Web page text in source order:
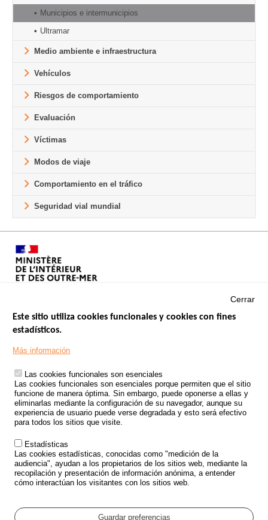
Municipios e intermunicipios
Ultramar
Medio ambiente e infraestructura
Vehículos
Riesgos de comportamiento
Evaluación
Víctimas
Modos de viaje
Comportamiento en el tráfico
Seguridad vial mundial
Footer
TRATAMIENTO DE DATOS PERSONALES PROCEDENTES DE
ACCIDENTES DE TRÁFICO
ESTUDIOS
CONVOCATORIA DE PROYECTOS DE ESTUDIOS
POLÍTICA DE SEGURIDAD VIAL
Outils
EVENTOS
GLOSARIO
Cerrar
Este sitio utiliza cookies funcionales y cookies con fines
estadísticos.
Más información
Las cookies funcionales son esenciales
Las cookies funcionales son esenciales porque permiten que el sitio
funcione de manera óptima. Sin embargo, puede oponerse a ellas y
eliminarlas mediante la configuración de su navegador, aunque su
experiencia de usuario puede verse degradada y esto será efectivo
para todos los sitios que visite.
Estadísticas
Las cookies estadísticas, conocidas como "medición de la
audiencia", ayudan a los propietarios de los sitios web, mediante la
recopilación y presentación de información anónima, a entender
cómo interactúan los visitantes con los sitios web.
Guardar preferencias